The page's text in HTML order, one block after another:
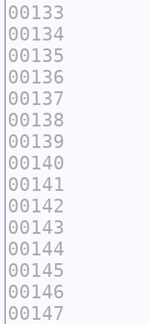
00133
00134
00135
00136
00137
00138
00139
00140
00141
00142
00143
00144
00145
00146
00147